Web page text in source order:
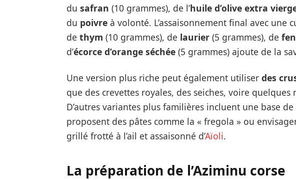
du safran (10 grammes), de l’huile d’olive extra
du poivreà volonté. L’assaisonnement final avec une
de thym (10 grammes), de laurier(5 grammes), de
d’écorce d’orange séchée(5 grammes) ajoute de la
Une version plus riche peut également utiliser des
que des crevettes royales, des seiches, voire
D’autres variantes plus familières incluent une base
proposent des pâtes comme la « fregola » ou
grillé frotté à l’ail et assaisonné d’Aïoli.
La préparation de l’Aziminu corse